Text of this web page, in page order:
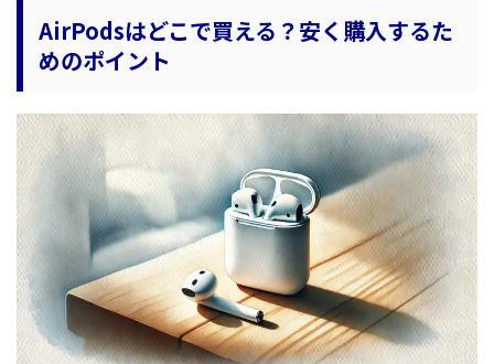
AirPodsはどこで買える？安く購入するた
めのポイント